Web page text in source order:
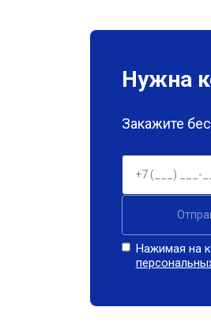
Нужна
Закажите
Нажимая на